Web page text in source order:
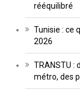
rééquilibré
Tunisie : ce
2026
TRANSTU :
métro, des